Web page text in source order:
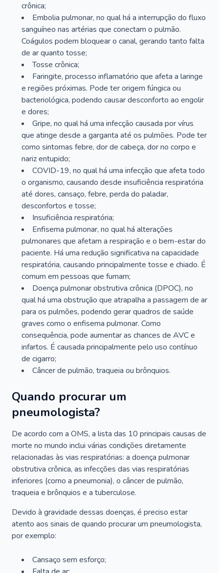
crônica;
Embolia pulmonar, no qual há a interrupção do fluxo
sanguíneo nas artérias que conectam o pulmão.
Coágulos podem bloquear o canal, gerando tanto falta
de ar quanto tosse;
Tosse crônica;
Faringite, processo inflamatório que afeta a laringe
e regiões próximas. Pode ter origem fúngica ou
bacteriológica, podendo causar desconforto ao engolir
e dores;
Gripe, no qual há uma infecção causada por vírus
que atinge desde a garganta até os pulmões. Pode ter
como sintomas febre, dor de cabeça, dor no corpo e
nariz entupido;
COVID-19, no qual há uma infecção que afeta todo
o organismo, causando desde insuficiência respiratória
até dores, cansaço, febre, perda do paladar,
desconfortos e tosse;
Insuficiência respiratória;
Enfisema pulmonar, no qual há alterações
pulmonares que afetam a respiração e o bem-estar do
paciente. Há uma redução significativa na capacidade
respiratória, causando principalmente tosse e chiado. É
comum em pessoas que fumam;
Doença pulmonar obstrutiva crônica (DPOC), no
qual há uma obstrução que atrapalha a passagem de ar
para os pulmões, podendo gerar quadros de saúde
graves como o enfisema pulmonar. Como
consequência, pode aumentar as chances de AVC e
infartos. É causada principalmente pelo uso contínuo
de cigarro;
Câncer de pulmão, traqueia ou brônquios.
Quando procurar um
pneumologista?
De acordo com a OMS, a lista das 10 principais causas de
morte no mundo inclui várias condições diretamente
relacionadas às vias respiratórias: a doença pulmonar
obstrutiva crônica, as infecções das vias respiratórias
inferiores (como a pneumonia), o câncer de pulmão,
traqueia e brônquios e a tuberculose.
Devido à gravidade dessas doenças, é preciso estar
atento aos sinais de quando procurar um pneumologista,
por exemplo:
Cansaço sem esforço;